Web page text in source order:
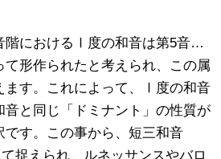
階におけるⅠ度の和音は第5音…
形作られたと考えられ、この属
ます。これによって、Ⅰ度の和音
と同じ「ドミナント」の性質が
す。この事から、短三和音
捉えられ、ルネッサンスやバロ